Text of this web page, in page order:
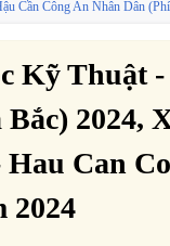
Cần Công An Nhân Dân
Kỹ Thuật
2024,
Can
2024